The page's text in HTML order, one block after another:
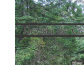
de
artigos